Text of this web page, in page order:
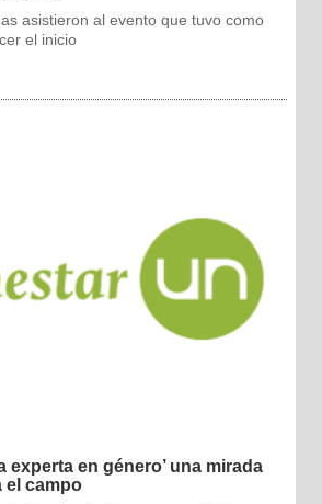
asistieron al evento que tuvo como
el inicio
experta en género’ una mirada
el campo